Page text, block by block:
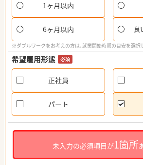
1ヶ月以内
6ヶ月以内 良
※ダブルワークをお考えの方は、就業開始時期の目安を選択
希望雇用形態 必須
正社員
パート
未入力の必須項目が1箇所